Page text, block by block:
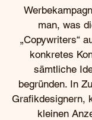
man, was
„Copywriters“
konkretes
sämtliche
begründen. In
Grafikdesignern,
kleinen